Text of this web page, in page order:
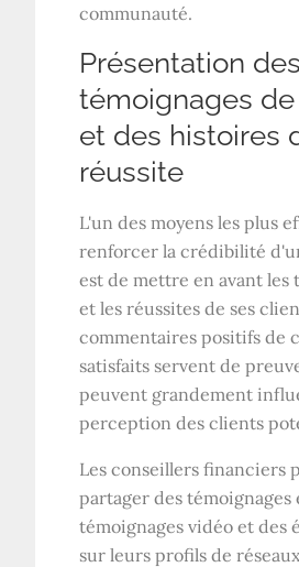
communauté.
Présentation des
témoignages
et des histoires
réussite
L'un des moyens les plus
renforcer la crédibilité
est de mettre en avant les
et les réussites de ses
commentaires positifs de
satisfaits servent de
peuvent grandement
perception des clients
Les conseillers financiers
partager des témoignages
témoignages vidéo et des
sur leurs profils de